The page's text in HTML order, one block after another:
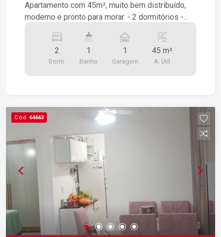
Apartamento com 45m², muito bem distribuído,
moderno e pronto para morar. - 2 dormitórios -
com box de vidro - 1 vaga de garagem - Projeto
de cobertura da vaga já aprovado Áreas do
condomínio: - Mini mercado - Academia - Salão
uma visita e venha conhecer seu novo lar!
2
Dorm.
1
Banho
1
Garagem
45 m²
A. Útil
Cód. 64663